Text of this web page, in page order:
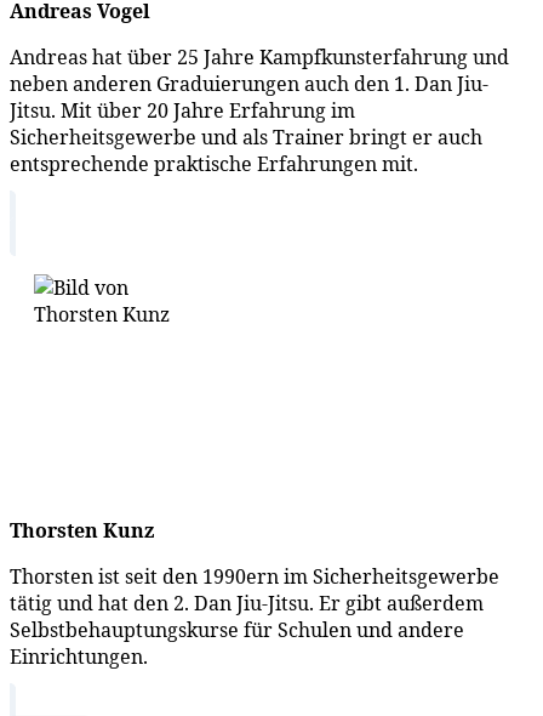
Andreas Vogel
Andreas hat über 25 Jahre Kampfkunsterfahrung und
neben anderen Graduierungen auch den 1. Dan Jiu-
Jitsu. Mit über 20 Jahre Erfahrung im
Sicherheitsgewerbe und als Trainer bringt er auch
entsprechende praktische Erfahrungen mit.
Thorsten Kunz
Thorsten ist seit den 1990ern im Sicherheitsgewerbe
tätig und hat den 2. Dan Jiu-Jitsu. Er gibt außerdem
Selbstbehauptungskurse für Schulen und andere
Einrichtungen.